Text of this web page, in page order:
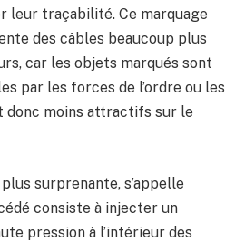
leur traçabilité. Ce marquage
des câbles beaucoup plus
car les objets marqués sont
par les forces de l’ordre ou les
donc moins attractifs sur le
surprenante, s’appelle
consiste à injecter un
pression à l’intérieur des